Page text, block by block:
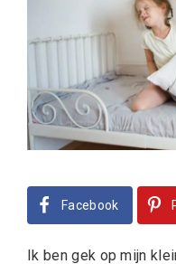
Facebook
Ik ben gek op mijn